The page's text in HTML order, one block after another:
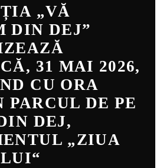
„VĂ
DIN DEJ”
31 MAI 2026,
CU ORA
PARCUL DE PE
DEJ,
„ZIUA